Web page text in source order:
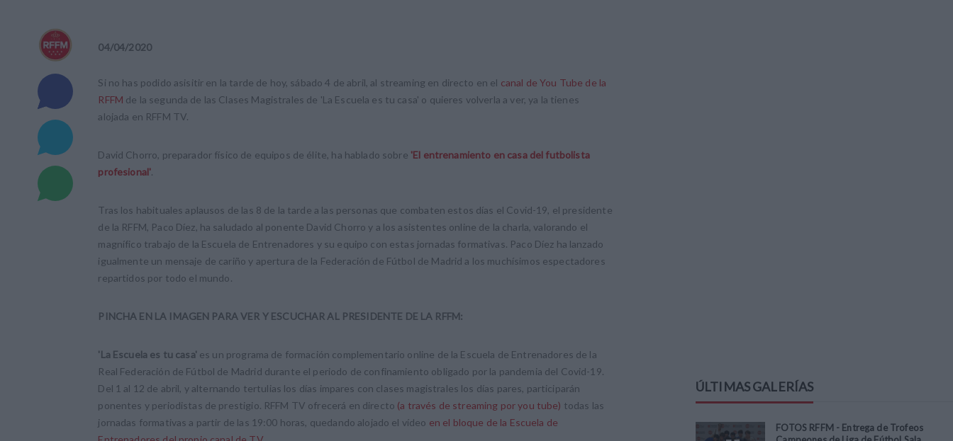
04/04/2020
Si no has podido asisitir en la tarde de hoy, sábado 4 de abril, al streaming en directo en el canal de You Tube de la
RFFM de la segunda de las Clases Magistrales de 'La Escuela es tu casa' o quieres volverla a ver, ya la tienes
alojada en RFFM TV.
David Chorro, preparador físico de equipos de élite, ha hablado sobre 'El entrenamiento en casa del futbolista
profesional'.
Tras los habituales aplausos de las 8 de la tarde a las personas que combaten estos días el Covid-19, el presidente
de la RFFM, Paco Díez, ha saludado al ponente David Chorro y a los asistentes online de la charla, valorando el
magnífico trabajo de la Escuela de Entrenadores y su equipo con estas jornadas formativas. Paco Díez ha lanzado
igualmente un mensaje de cariño y apertura de la Federación de Fútbol de Madrid a los muchísimos espectadores
repartidos por todo el mundo.
PINCHA EN LA IMAGEN PARA VER Y ESCUCHAR AL PRESIDENTE DE LA RFFM:
'La Escuela es tu casa' es un programa de formación complementario online de la Escuela de Entrenadores de la
Real Federación de Fútbol de Madrid durante el periodo de confinamiento obligado por la pandemia del Covid-19.
Del 1 al 12 de abril, y alternando tertulias los días impares con clases magistrales los días pares, participarán
ponentes y periodistas de prestigio. RFFM TV ofrecerá en directo (a través de streaming por you tube) todas las
jornadas formativas a partir de las 19:00 horas, quedando alojado el vídeo en el bloque de la Escuela de
ÚLTIMAS GALERÍAS
FOTOS RFFM - Entrega de Trofeos